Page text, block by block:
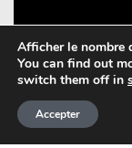
Conditions
Afficher le nombre
You can find out
switch them off in
Accepter